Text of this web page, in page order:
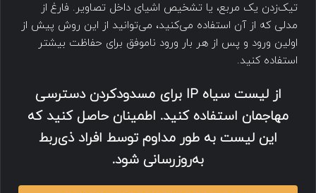
تیک‌زدن یک مربع، یا تشخیص اشیای داخل تصاویر. فارغ از
مدلی که از آن استفاده می‌کنید، می‌توانید از این روش پیش از
اولین ورود و پس از هر بار ورود ناموفق برای حفاظت بیشتر
استفاده کنید.
از لیست سیاه IP برای مسدودکردن دسترسی
مهاجمان استفاده کنید. اطمینان حاصل کنید که
این لیست به طور مداوم توسط افراد ذی‌ربط
به‌روزرسانی شود.